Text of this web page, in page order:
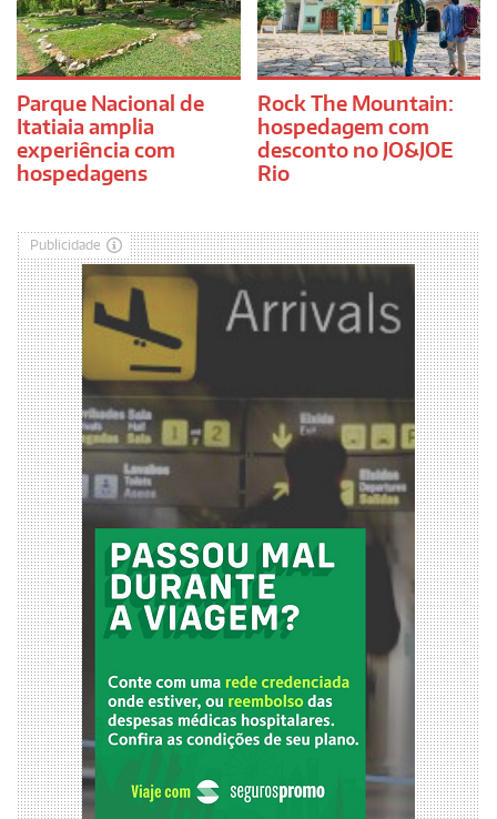
Parque Nacional de
Itatiaia amplia
experiência com
hospedagens
Rock The Mountain:
hospedagem com
desconto no JO&JOE
Rio
Publicidade